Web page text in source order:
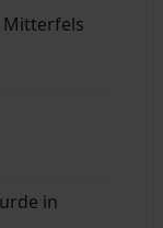
Mitterfels
in